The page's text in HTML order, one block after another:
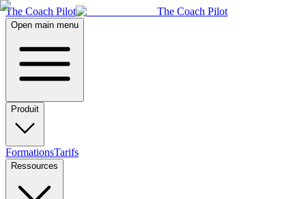
The Coach Pilot The Coach Pilot
Open main menu
Produit
FormationsTarifs
Ressources